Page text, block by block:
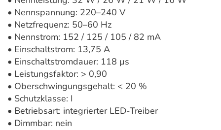
• Nennspannung: 220–240 V
• Netzfrequenz: 50–60 Hz
• Nennstrom: 152 / 125 / 105 / 82 mA
• Einschaltstrom: 13,75 A
• Einschaltstromdauer: 118 µs
• Leistungsfaktor: > 0,90
• Oberschwingungsgehalt: < 20 %
• Schutzklasse: I
• Betriebsart: integrierter LED-Treiber
• Dimmbar: nein